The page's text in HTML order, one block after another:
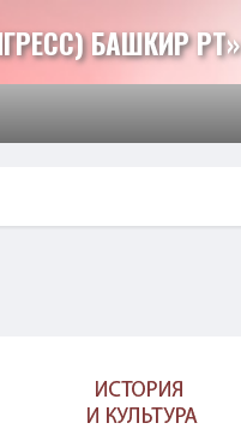
БАШКИР РТ»